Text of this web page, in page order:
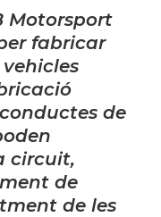
Motorsport
fabricar
de
circuit,
de
de les